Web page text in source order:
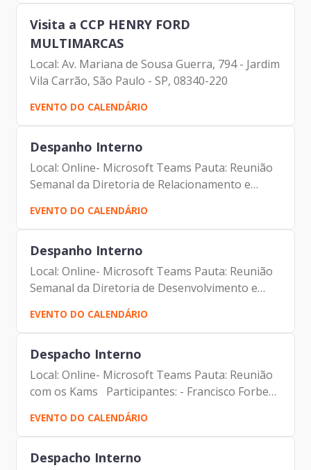
Edson Aparecido dos...
Visita a CCP HENRY FORD
MULTIMARCAS
Local: Av. Mariana de Sousa Guerra, 794 - Jardim
Vila Carrão, São Paulo - SP, 08340-220
EVENTO DO CALENDÁRIO
Despanho Interno
Local: Online- Microsoft Teams Pauta: Reunião
Semanal da Diretoria de Relacionamento e
Inteligência de Mercado Participantes: -
Francisco Forbes – Presidente | Prodam-SP -
André Tomiatto de...
EVENTO DO CALENDÁRIO
Despanho Interno
Local: Online- Microsoft Teams Pauta: Reunião
Semanal da Diretoria de Desenvolvimento e
Sustentação de Sistemas Participantes: -
Francisco Forbes – Presidente | Prodam-SP -
André Tomiatto de...
EVENTO DO CALENDÁRIO
Despacho Interno
Local: Online- Microsoft Teams Pauta: Reunião
com os Kams Participantes: - Francisco Forbes
– Presidente | Prodam-SP - André Tomiatto de
Oliveira - Assessor da Presidência | Prodam-SP
- Malde...
EVENTO DO CALENDÁRIO
Despacho Interno